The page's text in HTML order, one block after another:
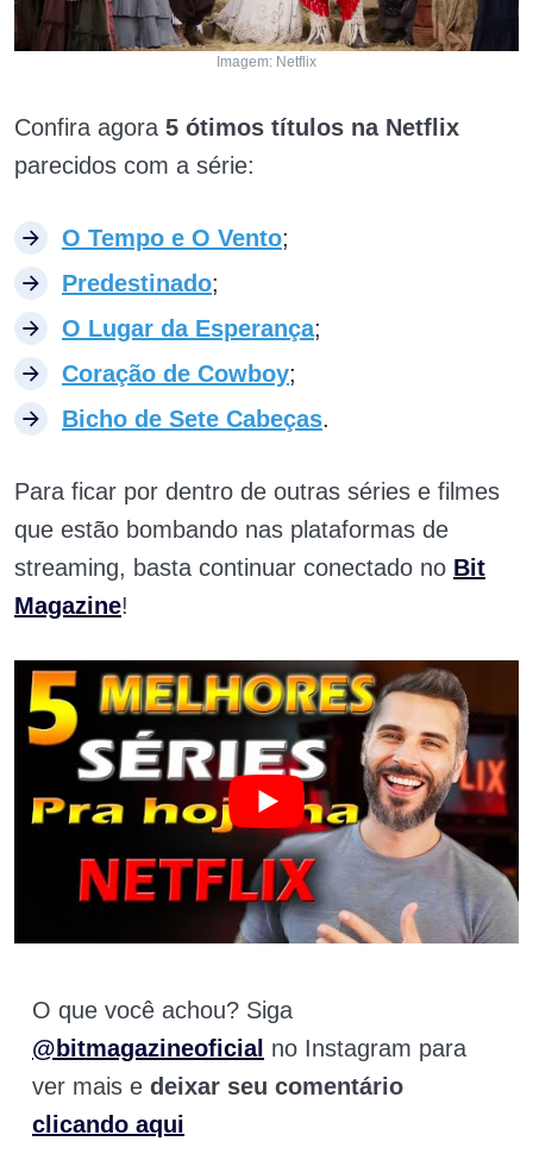
Imagem: Netflix
Confira agora 5 ótimos títulos na Netflix
parecidos com a série:
O Tempo e O Vento;
Predestinado;
O Lugar da Esperança;
Coração de Cowboy;
Bicho de Sete Cabeças.
Para ficar por dentro de outras séries e filmes
que estão bombando nas plataformas de
streaming, basta continuar conectado no Bit
Magazine!
O que você achou? Siga
@bitmagazineoficial no Instagram para
ver mais e deixar seu comentário
clicando aqui